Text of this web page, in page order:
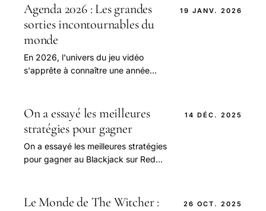
Agenda 2026 : Les grandes
sorties incontournables du
monde
En 2026, l'univers du jeu vidéo
s'apprête à connaître une année
ponctué de titres.
19 JANV. 2026
On a essayé les meilleures
stratégies pour gagner
On a essayé les meilleures stratégies
pour gagner au Blackjack sur Red
14 DÉC. 2025
Le Monde de The Witcher :
26 OCT. 2025